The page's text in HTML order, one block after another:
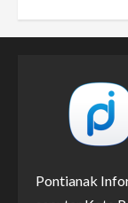
Pontianak